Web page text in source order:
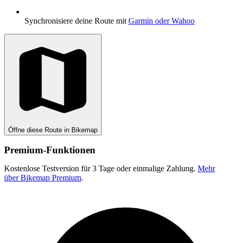
Synchronisiere deine Route mit Garmin oder Wahoo
Öffne diese Route in Bikemap
Premium-Funktionen
Kostenlose Testversion für 3 Tage oder einmalige Zahlung. Mehr
über Bikemap Premium.